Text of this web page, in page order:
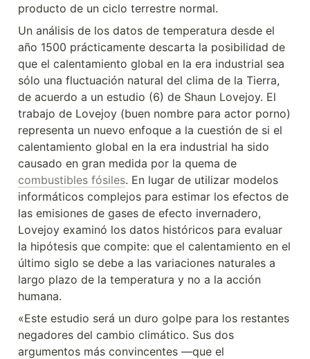
producto de un ciclo terrestre normal.
Un análisis de los datos de temperatura desde el
año 1500 prácticamente descarta la posibilidad de
que el calentamiento global en la era industrial sea
sólo una fluctuación natural del clima de la Tierra,
de acuerdo a un estudio (6) de Shaun Lovejoy. El
trabajo de Lovejoy (buen nombre para actor porno)
representa un nuevo enfoque a la cuestión de si el
calentamiento global en la era industrial ha sido
combustibles fósiles. En lugar de utilizar modelos
informáticos complejos para estimar los efectos de
las emisiones de gases de efecto invernadero,
Lovejoy examinó los datos históricos para evaluar
la hipótesis que compite: que el calentamiento en el
último siglo se debe a las variaciones naturales a
largo plazo de la temperatura y no a la acción
humana.
«Este estudio será un duro golpe para los restantes
negadores del cambio climático. Sus dos
argumentos más convincentes —que el